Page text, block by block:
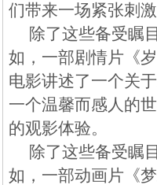
们带来一场紧张刺激
除了这些备受瞩
如，一部剧情片《
电影讲述了一个关
一个温馨而感人的
的观影体验。
除了这些备受瞩
如，一部动画片《